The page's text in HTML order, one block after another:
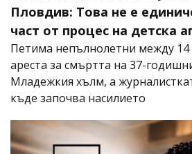
Пловдив: Това не е
част от процес на детска
Петима непълнолетни между 14
ареста за смъртта на 37-
Младежкия хълм, а
къде започва насилието